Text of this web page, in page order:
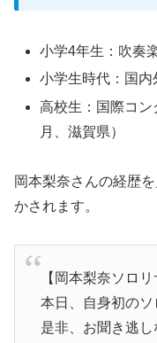
小学4年生：吹奏
小学生時代：国
高校生：国際コ
月、滋賀県）
岡本梨奈さんの経歴
かされます。
【岡本梨奈ソロリ
本日、自身初のソ
是非、お聞き逃し